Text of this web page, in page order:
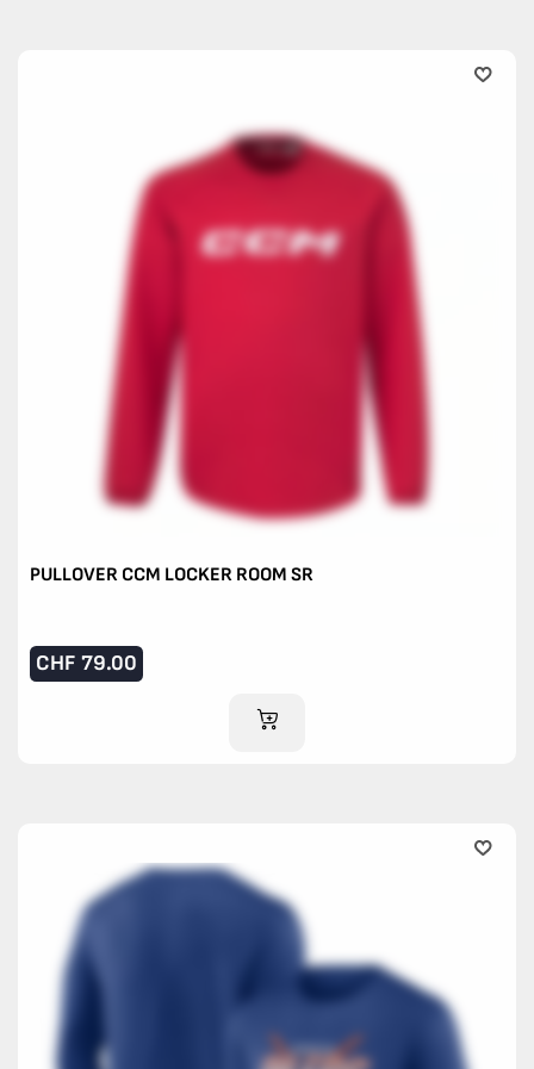
PULLOVER CCM LOCKER ROOM SR
CHF 79.00
IM WARENKORB